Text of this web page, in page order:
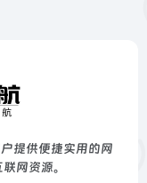
提供便捷实用的网
网资源。